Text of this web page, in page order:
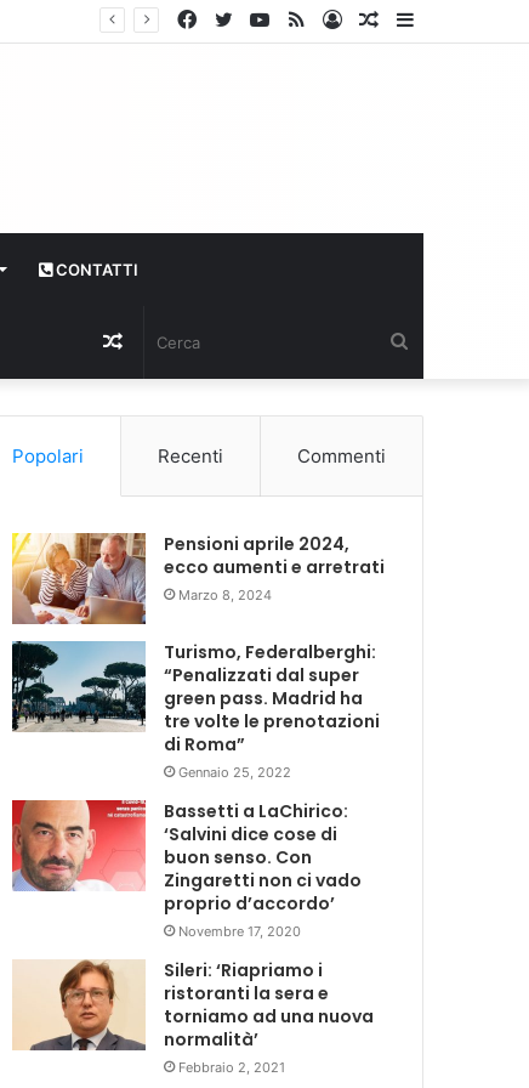
Articolo
Log
RSS
YouTube
Twitter
Facebook
CONTATTI
Articolo
casuale
Popolari Recenti Commenti
Pensioni aprile 2024,
ecco aumenti e arretrati
Marzo 8, 2024
Turismo, Federalberghi:
“Penalizzati dal super
green pass. Madrid ha
tre volte le prenotazioni
di Roma”
Gennaio 25, 2022
Bassetti a LaChirico:
‘Salvini dice cose di
buon senso. Con
Zingaretti non ci vado
proprio d’accordo’
Novembre 17, 2020
Sileri: ‘Riapriamo i
ristoranti la sera e
torniamo ad una nuova
normalità’
Febbraio 2, 2021